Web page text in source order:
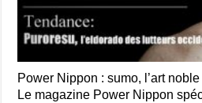
Power Nippon : sumo, l’art
Le magazine Power Nippon